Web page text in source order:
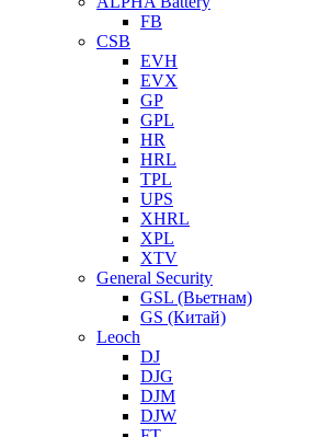
FB
CSB
EVH
EVX
GP
GPL
HR
HRL
TPL
UPS
XHRL
XPL
XTV
General Security
GSL (Вьетнам)
GS (Китай)
Leoch
DJ
DJG
DJM
DJW